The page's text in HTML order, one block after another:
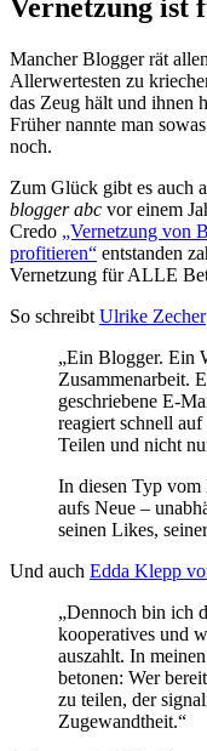
Vernetzung ist
Mancher Blogger rät
Allerwertesten zu
das Zeug hält und ihnen
Früher nannte man
noch.
Zum Glück gibt es auch
blogger abc vor einem
Credo „Vernetzung von
profitieren“ entstanden
Vernetzung für ALLE
So schreibt Ulrike Zecher
„Ein Blogger. Ein
Zusammenarbeit.
geschriebene E-
reagiert schnell
Teilen und nicht
In diesen Typ
aufs Neue –
seinen Likes,
Und auch Edda Klepp
„Dennoch bin ich
kooperatives und
auszahlt. In
betonen: Wer
zu teilen, der
Zugewandtheit.“